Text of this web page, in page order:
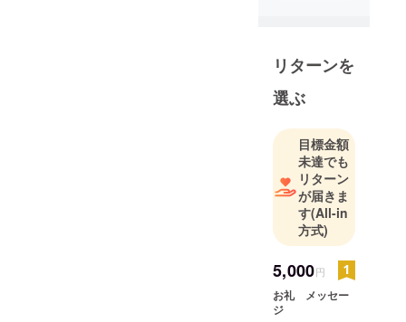
んと来い！
LINEスタン
プ:https://t.c
o/0GjekHXo
STORE:https
://t.co/pJNFx
fTU7H
リターンを
選ぶ
目標金額
未達でも
リターン
が届きま
す(All-in
方式)
5,000円
お礼 メッセー
ジ